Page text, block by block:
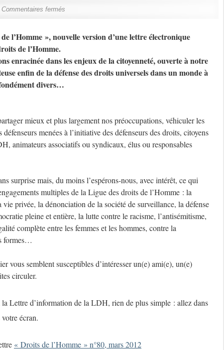
Commentaires fermés
l’Homme », nouvelle version d’une lettre électronique
de l’Homme.
enracinée dans les enjeux de la citoyenneté, ouverte à notre
enfin de la défense des droits universels dans un monde à
divers…
mieux et plus largement nos préoccupations, véhiculer les
défenseurs menées à l’initiative des défenseurs des droits, citoyens
animateurs associatifs ou syndicaux, élus ou responsables
surprise mais, du moins l’espérons-nous, avec intérêt, ce qui
multiples de la Ligue des droits de l’Homme : la
vie privée, la dénonciation de la société de surveillance, la défense
pleine et entière, la lutte contre le racisme, l’antisémitisme,
complète entre les femmes et les hommes, contre la
formes…
vous semblent susceptibles d’intéresser un(e) ami(e), un(e)
circuler.
la Lettre d’information de la LDH, rien de plus simple : allez dans
écran.
« Droits de l’Homme » n°80, mars 2012